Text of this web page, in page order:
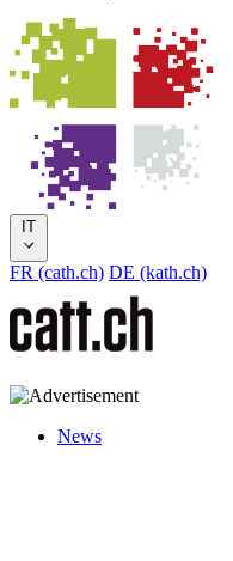
IT
FR (cath.ch) DE (kath.ch)
News